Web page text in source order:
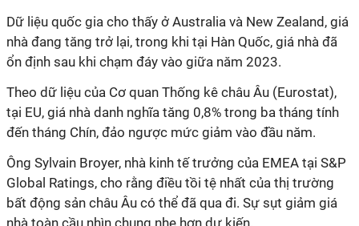
Dữ liệu quốc gia cho thấy ở Australia và New Zealand, giá
nhà đang tăng trở lại, trong khi tại Hàn Quốc, giá nhà đã
ổn định sau khi chạm đáy vào giữa năm 2023.
Theo dữ liệu của Cơ quan Thống kê châu Âu (Eurostat),
tại EU, giá nhà danh nghĩa tăng 0,8% trong ba tháng tính
đến tháng Chín, đảo ngược mức giảm vào đầu năm.
Ông Sylvain Broyer, nhà kinh tế trưởng của EMEA tại S&P
Global Ratings, cho rằng điều tồi tệ nhất của thị trường
bất động sản châu Âu có thể đã qua đi. Sự sụt giảm giá
nhà toàn cầu nhìn chung nhẹ hơn dự kiến.